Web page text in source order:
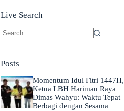
Live Search
Posts
Momentum Idul Fitri 1447H,
Ketua LBH Harimau Raya
Dimas Wahyu: Waktu Tepat
Berbagi dengan Sesama